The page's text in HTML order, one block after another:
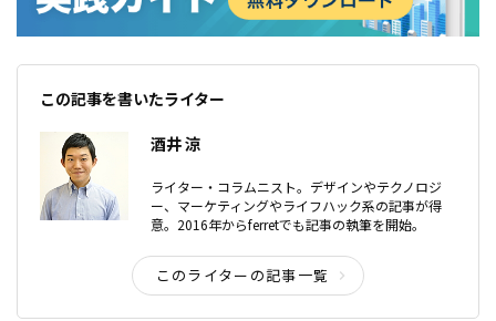
この記事を書いたライター
酒井 涼
ライター・コラムニスト。デザインやテクノロジ
ー、マーケティングやライフハック系の記事が得
意。2016年からferretでも記事の執筆を開始。
このライターの記事一覧